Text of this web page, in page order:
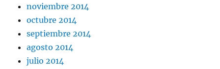
noviembre 2014
octubre 2014
septiembre 2014
agosto 2014
julio 2014